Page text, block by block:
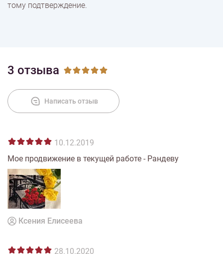
тому подтверждение.
3 отзыва
Написать отзыв
10.12.2019
Мое продвижение в текущей работе - Рандеву
Ксения Елисеева
28.10.2020